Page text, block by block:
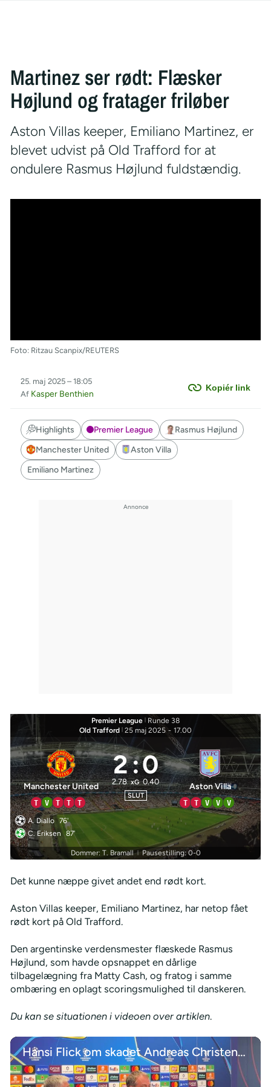
Martinez ser rødt: Flæsker
Højlund og fratager friløber
Aston Villas keeper, Emiliano Martinez, er
blevet udvist på Old Trafford for at
ondulere Rasmus Højlund fuldstændig.
Foto: Ritzau Scanpix/REUTERS
Kopiér link
25. maj 2025 – 18:05
Af Kasper Benthien
Highlights Premier League
Rasmus Højlund
Manchester United
Aston Villa
Emiliano Martinez
Premier League | Runde 38
Old Trafford | 25 maj 2025 - 17.00
Manchester United
T V T T T
2:0
2.78 xG 0.40
SLUT
Aston Villa
T T V V V
A. Diallo 76'
C. Eriksen
87'
Dommer: T. Bramall | Pausestilling: 0-0
Det kunne næppe givet andet end rødt kort.
Aston Villas keeper, Emiliano Martinez, har netop fået
rødt kort på Old Trafford.
Den argentinske verdensmester flæskede Rasmus
Højlund, som havde opsnappet en dårlige
tilbagelægning fra Matty Cash, og fratog i samme
ombæring en oplagt scoringsmulighed til danskeren.
Du kan se situationen i videoen over artiklen.
Hansi Flick om skadet Andreas Christensen: Han er på rette vej